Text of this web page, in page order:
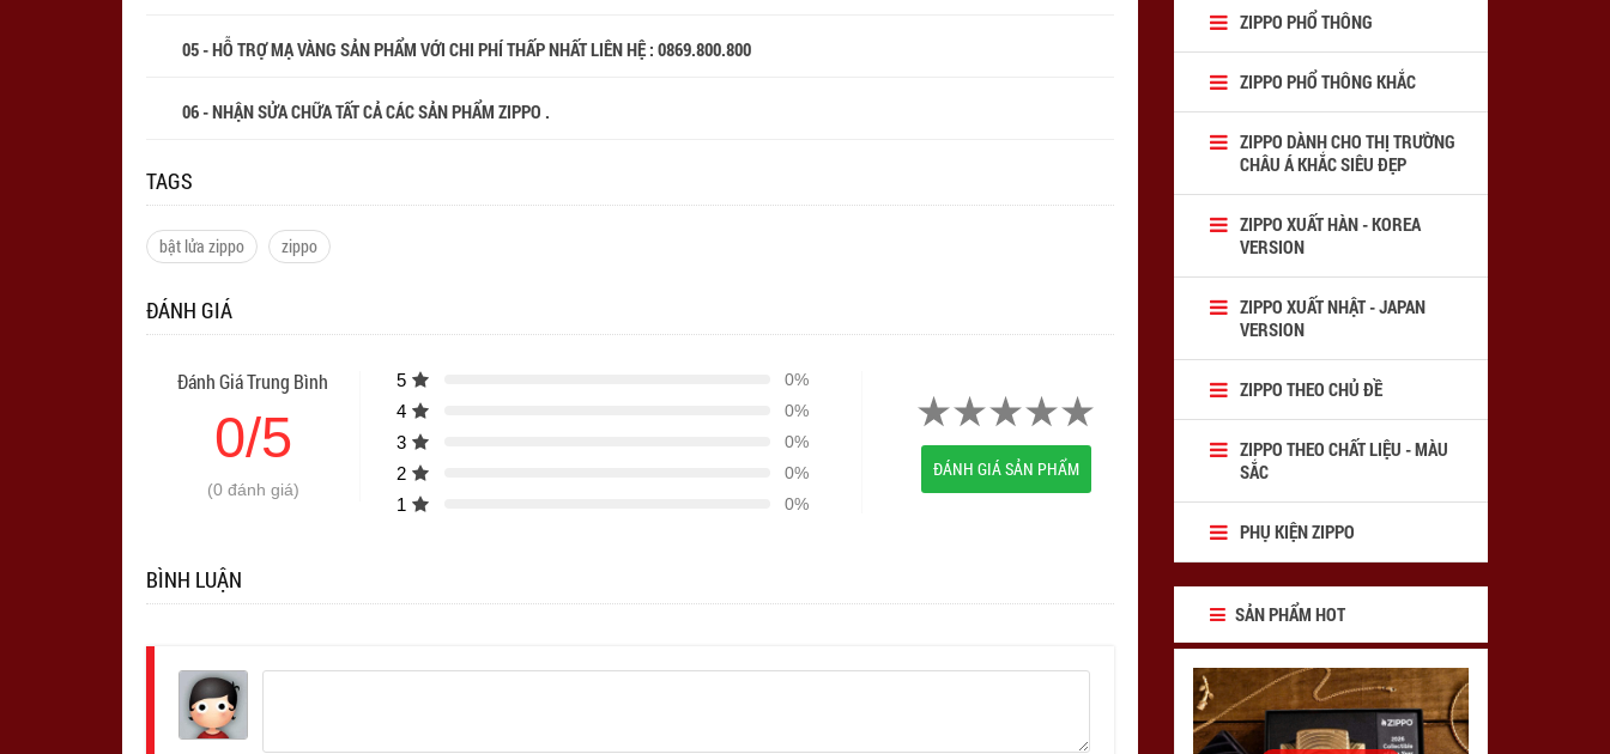
05 - HỖ TRỢ MẠ VÀNG SẢN PHẨM VỚI CHI PHÍ THẤP NHẤT LIÊN HỆ : 0869.800.800
06 - NHẬN SỬA CHỮA TẤT CẢ CÁC SẢN PHẨM ZIPPO .
TAGS
bật lửa zippo zippo
ĐÁNH GIÁ
Đánh Giá Trung Bình
0/5
(0 đánh giá)
5 0%
4 0%
3 0%
2 0%
1 0%
ĐÁNH GIÁ SẢN PHẨM
BÌNH LUẬN
ZIPPO PHỔ THÔNG
ZIPPO PHỔ THÔNG KHẮC
ZIPPO DÀNH CHO THỊ TRƯỜNG
CHÂU Á KHẮC SIÊU ĐẸP
ZIPPO XUẤT HÀN - KOREA
VERSION
ZIPPO XUẤT NHẬT - JAPAN
VERSION
ZIPPO THEO CHỦ ĐỀ
ZIPPO THEO CHẤT LIỆU - MÀU
SẮC
PHỤ KIỆN ZIPPO
SẢN PHẨM HOT